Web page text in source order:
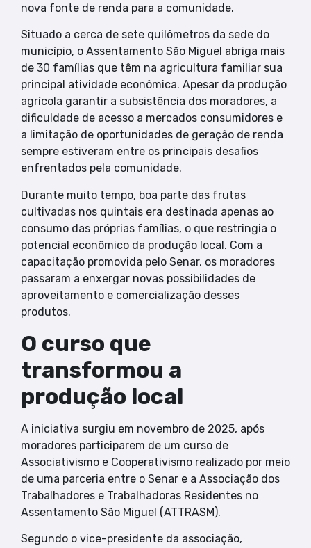
nova fonte de renda para a comunidade.
Situado a cerca de sete quilômetros da sede do
município, o Assentamento São Miguel abriga mais
de 30 famílias que têm na agricultura familiar sua
principal atividade econômica. Apesar da produção
agrícola garantir a subsistência dos moradores, a
dificuldade de acesso a mercados consumidores e
a limitação de oportunidades de geração de renda
sempre estiveram entre os principais desafios
enfrentados pela comunidade.
Durante muito tempo, boa parte das frutas
cultivadas nos quintais era destinada apenas ao
consumo das próprias famílias, o que restringia o
potencial econômico da produção local. Com a
capacitação promovida pelo Senar, os moradores
passaram a enxergar novas possibilidades de
aproveitamento e comercialização desses
produtos.
O curso que
transformou a
produção local
A iniciativa surgiu em novembro de 2025, após
moradores participarem de um curso de
Associativismo e Cooperativismo realizado por meio
de uma parceria entre o Senar e a Associação dos
Trabalhadores e Trabalhadoras Residentes no
Assentamento São Miguel (ATTRASM).
Segundo o vice-presidente da associação,